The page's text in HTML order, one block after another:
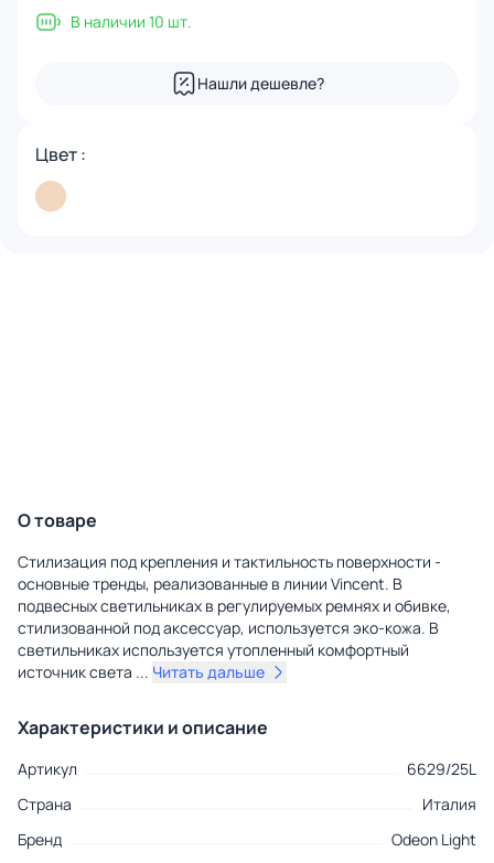
В наличии 10 шт.
Нашли дешевле?
Цвет :
О товаре
Стилизация под крепления и тактильность поверхности -
основные тренды, реализованные в линии Vincent. В
подвесных светильниках в регулируемых ремнях и обивке,
стилизованной под аксессуар, используется эко-кожа. В
светильниках используется утопленный комфортный
источник света ... Читать дальше
Характеристики и описание
Артикул
6629/25L
Страна
Италия
Бренд
Odeon Light